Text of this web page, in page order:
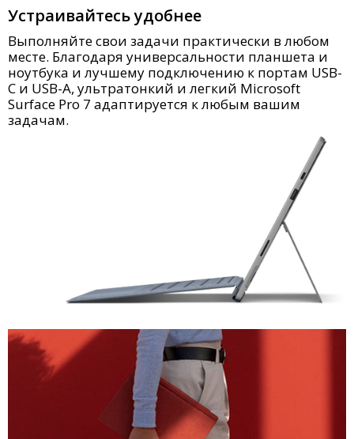
Устраивайтесь удобнее
Выполняйте свои задачи практически в любом
месте. Благодаря универсальности планшета и
ноутбука и лучшему подключению к портам USB-
C и USB-A, ультратонкий и легкий Microsoft
Surface Pro 7 адаптируется к любым вашим
задачам.